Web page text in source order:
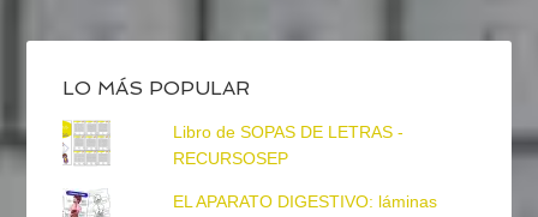
LO MÁS POPULAR
Libro de SOPAS DE LETRAS -
RECURSOSEP
EL APARATO DIGESTIVO: láminas